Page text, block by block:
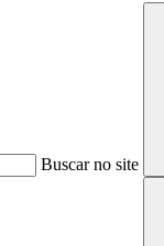
Buscar no site